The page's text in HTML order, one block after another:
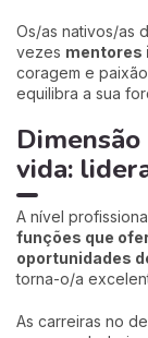
Os/as nativos/as
vezes mentores
coragem e
equilibra a sua
vida:
A nível
funções que
oportunidades
torna-o/a
As carreiras no